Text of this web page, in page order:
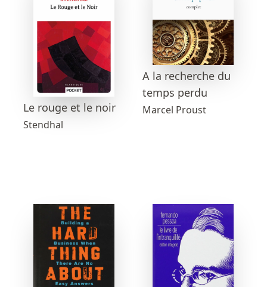
Le rouge et le noir
Stendhal
A la recherche du
temps perdu
Marcel Proust